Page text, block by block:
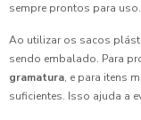
sempre prontos para uso.
Ao utilizar os sacos
sendo embalado. Para
gramatura, e para itens
suficientes. Isso ajuda a